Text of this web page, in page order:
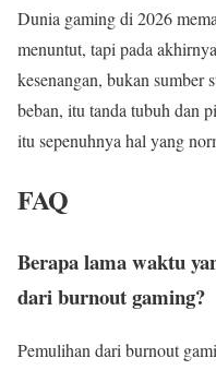
Dunia gaming di 2026
menuntut, tapi pada
kesenangan, bukan sumber
beban, itu tanda tubuh dan
itu sepenuhnya hal yang
FAQ
Berapa lama waktu
dari burnout gaming?
Pemulihan dari burnout